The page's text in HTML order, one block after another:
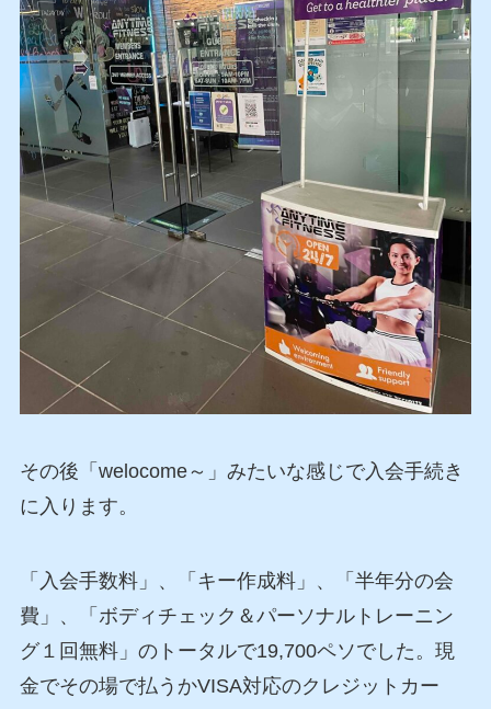
その後「welocome～」みたいな感じで入会手続き
に入ります。
「入会手数料」、「キー作成料」、「半年分の会
費」、「ボディチェック＆パーソナルトレーニン
グ１回無料」 のトータルで19,700ペソでした。現
金でその場で払うかVISA対応のクレジットカー